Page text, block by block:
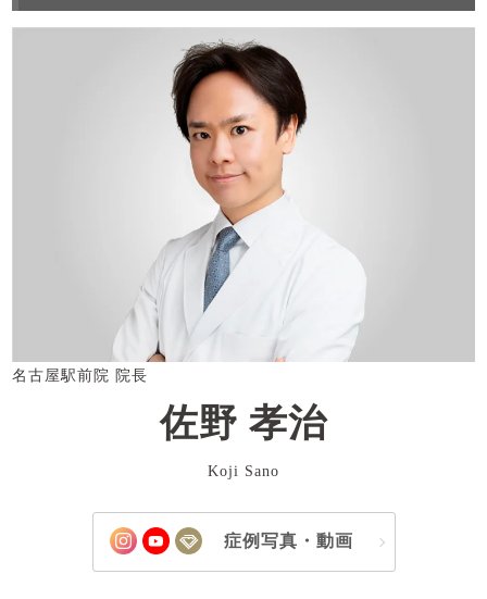
名古屋駅前院 院長
佐野 孝治
Koji Sano
症例写真・動画